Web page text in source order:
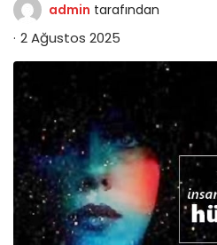
admin tarafından
2 Ağustos 2025